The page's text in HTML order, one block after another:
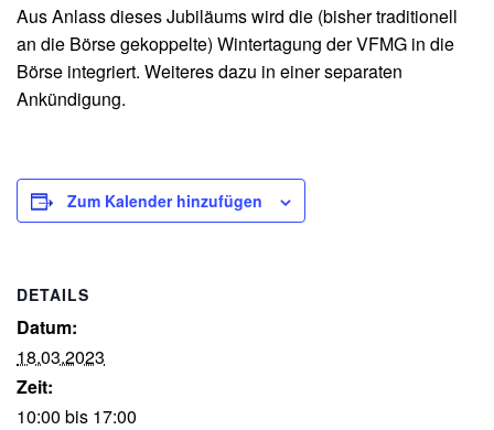
Aus Anlass dieses Jubiläums wird die (bisher traditionell
an die Börse gekoppelte) Wintertagung der VFMG in die
Börse integriert. Weiteres dazu in einer separaten
Ankündigung.
Zum Kalender hinzufügen
DETAILS
Datum:
18.03.2023
Zeit:
10:00 bis 17:00